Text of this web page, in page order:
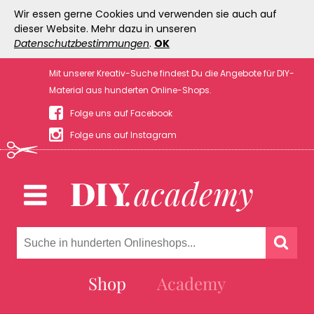
Wir essen gerne Cookies und verwenden sie auch auf
dieser Website. Mehr dazu in unseren
Datenschutzbestimmungen. OK
Mit unserer Kreativ-Suche findest Du die Angebote für DIY-
Material aus hunderten Online-Shops.
Folge uns auf Facebook
Folge uns auf Instagram
Shop Academy